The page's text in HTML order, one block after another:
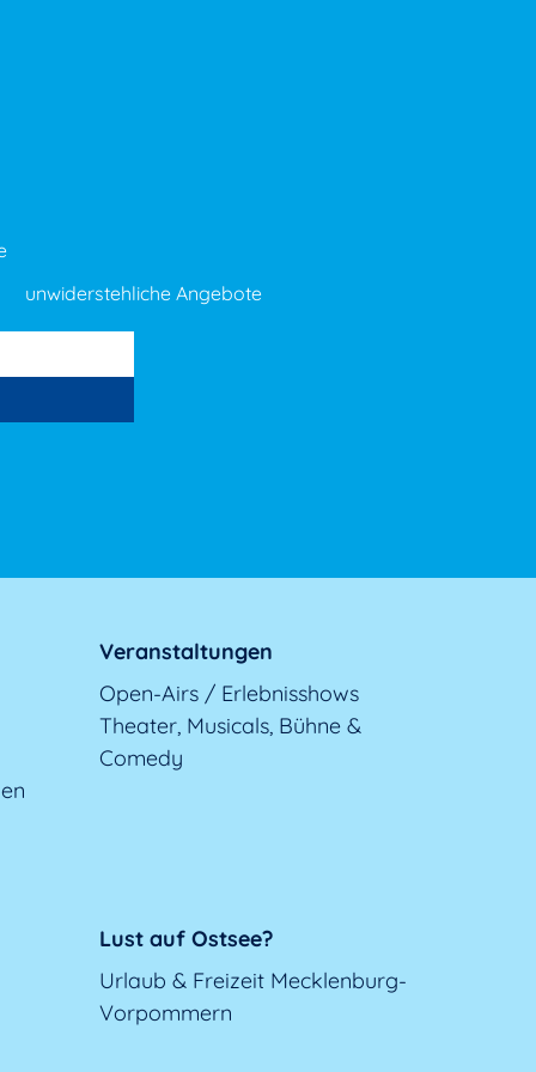
unwiderstehliche Angebote
Veranstaltungen
Open-Airs / Erlebnisshows
Theater, Musicals, Bühne &
Comedy
Lust auf Ostsee?
Urlaub & Freizeit Mecklenburg-
Vorpommern